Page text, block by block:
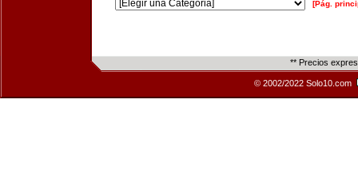
[Pág.
** Precios
© 2002/2022 Solo10.com